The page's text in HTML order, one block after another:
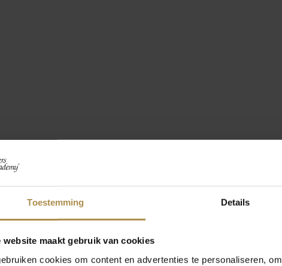
Toestemming Details
website maakt gebruik van cookies
cookies om content en advertenties te personaliseren,